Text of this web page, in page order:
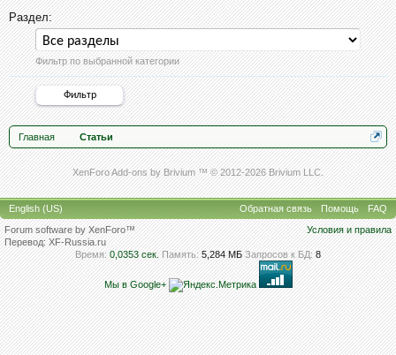
Раздел:
Фильтр по выбранной категории
Главная Статьи
XenForo Add-ons by Brivium ™ © 2012-2026 Brivium LLC.
English (US) Обратная связь Помощь
FAQ
Условия и правила
Forum software by XenForo™
Перевод:XF-Russia.ru
Время: 0,0353 сек. Память: 5,284 МБ Запросов к БД: 8
Мы в Google+